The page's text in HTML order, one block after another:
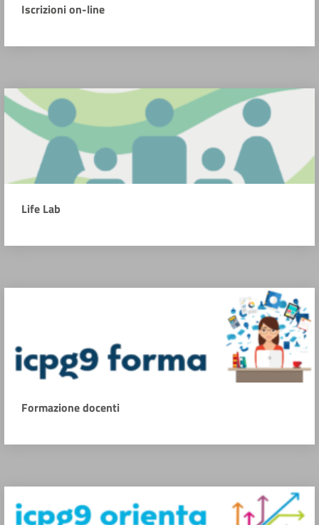
Iscrizioni on-line
Life Lab
Formazione docenti